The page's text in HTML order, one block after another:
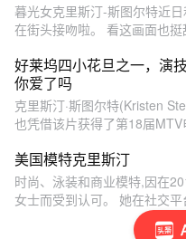
暮光女克里斯汀-斯图尔特近
在街头接吻啦。 看这画面也
好莱坞四小花旦之一，演
你爱了吗
克里斯汀·斯图尔特(Kristen
也凭借该片获得了第18届
美国模特克里斯汀
时尚、泳装和商业模特,因在
女士而受到认可。 她在社交